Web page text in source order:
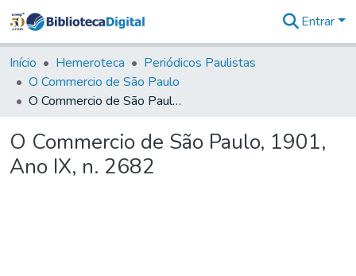
&
Coleções
Tudo na
Biblioteca
Estatísticas
Entrar
Início Hemeroteca
Periódicos Paulistas
O Commercio de São Paulo
O Commercio de São Paulo, 1901, Ano IX, n. 2682
O Commercio de São Paulo, 1901,
Ano IX, n. 2682